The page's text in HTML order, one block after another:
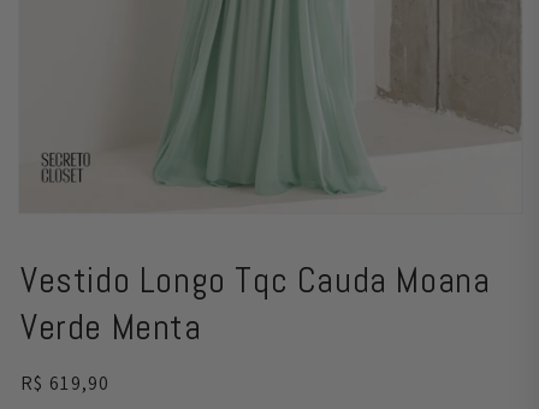
na
janela
modal
Vestido Longo Tqc Cauda Moana
Verde Menta
Preço
R$ 619,90